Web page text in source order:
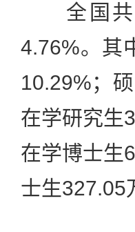
全国共
4.76%。其
10.29%；
在学研究生
在学博士生
士生327.05